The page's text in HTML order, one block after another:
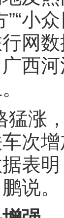
”“小
网
西
猛涨
次
表明
说。